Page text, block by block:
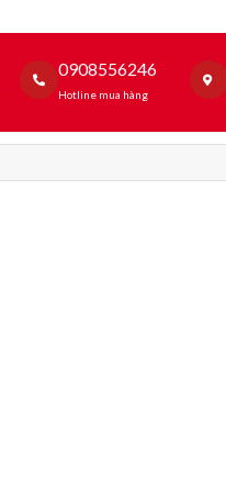
0908556246
Hotline mua hàng